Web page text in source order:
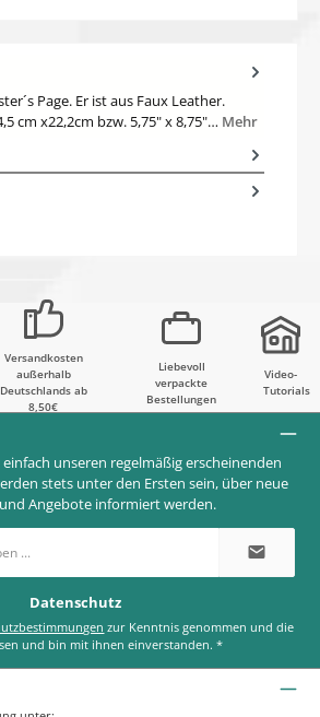
Page. Er ist aus Faux Leather.
cm x22,2cm bzw. 5,75" x 8,75"… Mehr
Versandkosten
außerhalb
Deutschlands ab
8,50€
Liebevoll
verpackte
Bestellungen
Video-
Tutorials
unseren regelmäßig erscheinenden
stets unter den Ersten sein, über neue
Angebote informiert werden.
Datenschutz
und bin mit ihnen einverstanden.*